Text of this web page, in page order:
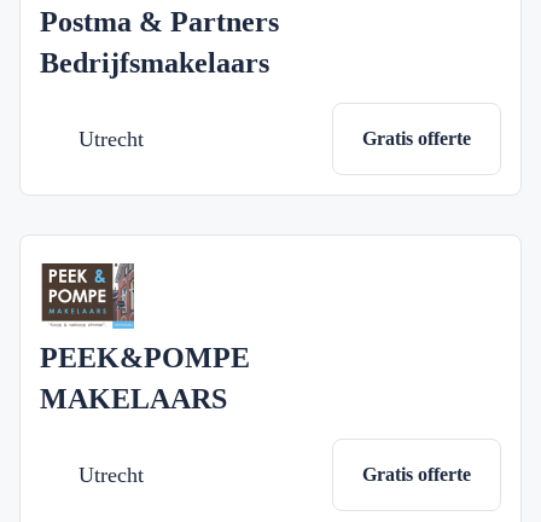
Postma & Partners
Bedrijfsmakelaars
Utrecht Gratis offerte
PEEK&POMPE
MAKELAARS
Utrecht Gratis offerte